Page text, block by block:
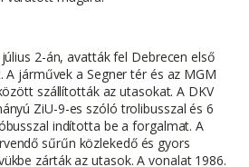
2-án, avatták fel Debrecen első
járművek a Segner tér és az MGM
szállították az utasokat. A DKV
ZiU-9-es szóló trolibusszal és 6
indította be a forgalmat. A
sűrűn közlekedő és gyors
zárták az utasok. A vonalat 1986.